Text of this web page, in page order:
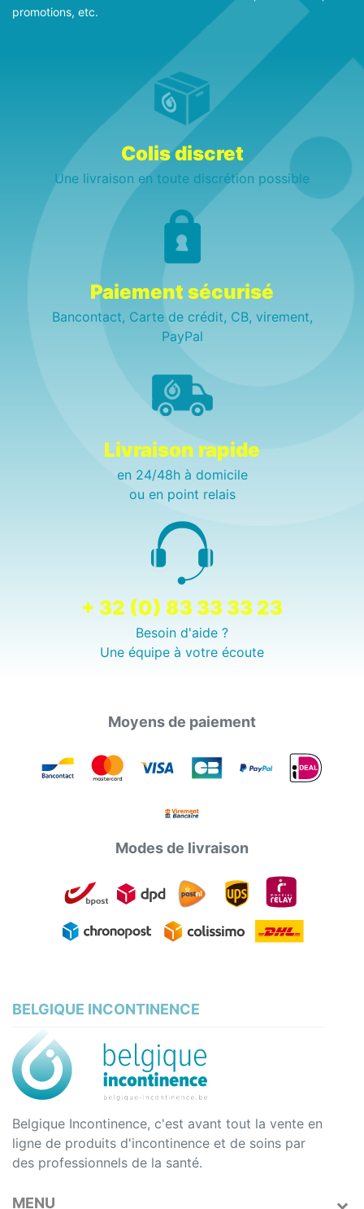
promotions, etc.
Colis discret
Une livraison en toute discrétion possible
Paiement sécurisé
Bancontact, Carte de crédit, CB, virement,
PayPal
Livraison rapide
en 24/48h à domicile
ou en point relais
+ 32 (0) 83 33 33 23
Besoin d'aide ?
Une équipe à votre écoute
Moyens de paiement
Modes de livraison
BELGIQUE INCONTINENCE
Belgique Incontinence, c'est avant tout la vente en
ligne de produits d'incontinence et de soins par
des professionnels de la santé.
MENU